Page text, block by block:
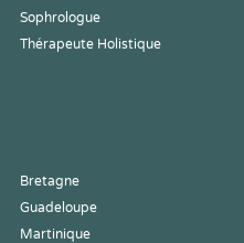
Sophrologue
Thérapeute Holistique
Bretagne
Guadeloupe
Martinique